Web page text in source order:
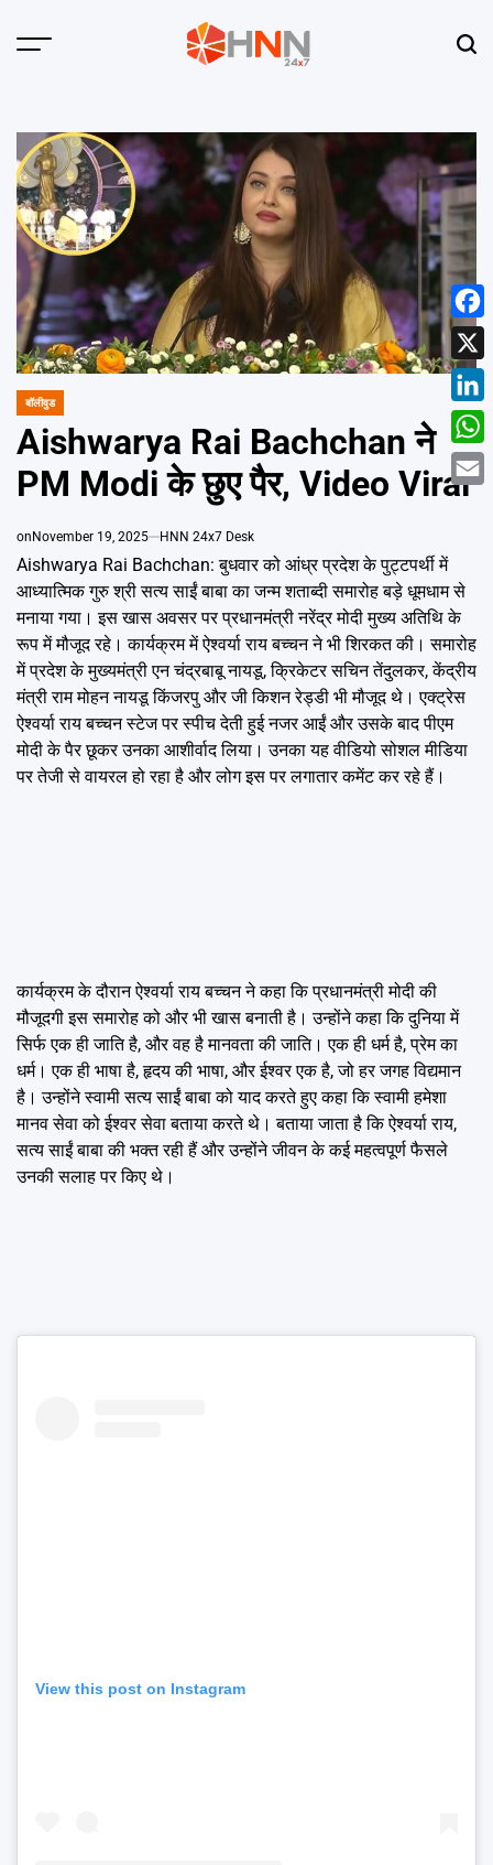
Menu
POSTED
बॉलीवुड
Aishwarya Rai Bachchan ने
PM Modi के छुए पैर, Video Viral
onNovember 19, 2025 HNN 24x7 Desk
Aishwarya Rai Bachchan: बुधवार को आंध्र प्रदेश के पुट्टपर्थी में
आध्यात्मिक गुरु श्री सत्य साईं बाबा का जन्म शताब्दी समारोह बड़े धूमधाम से
मनाया गया। इस खास अवसर पर प्रधानमंत्री नरेंद्र मोदी मुख्य अतिथि के
रूप में मौजूद रहे। कार्यक्रम में ऐश्वर्या राय बच्चन ने भी शिरकत की। समारोह
में प्रदेश के मुख्यमंत्री एन चंद्रबाबू नायडू, क्रिकेटर सचिन तेंदुलकर, केंद्रीय
मंत्री राम मोहन नायडू किंजरपु और जी किशन रेड्डी भी मौजूद थे। एक्ट्रेस
ऐश्वर्या राय बच्चन स्टेज पर स्पीच देती हुई नजर आईं और उसके बाद पीएम
मोदी के पैर छूकर उनका आशीर्वाद लिया। उनका यह वीडियो सोशल मीडिया
पर तेजी से वायरल हो रहा है और लोग इस पर लगातार कमेंट कर रहे हैं।
कार्यक्रम के दौरान ऐश्वर्या राय बच्चन ने कहा कि प्रधानमंत्री मोदी की
मौजूदगी इस समारोह को और भी खास बनाती है। उन्होंने कहा कि दुनिया में
सिर्फ एक ही जाति है, और वह है मानवता की जाति। एक ही धर्म है, प्रेम का
धर्म। एक ही भाषा है, हृदय की भाषा, और ईश्वर एक है, जो हर जगह विद्यमान
है। उन्होंने स्वामी सत्य साईं बाबा को याद करते हुए कहा कि स्वामी हमेशा
मानव सेवा को ईश्वर सेवा बताया करते थे। बताया जाता है कि ऐश्वर्या राय,
सत्य साईं बाबा की भक्त रही हैं और उन्होंने जीवन के कई महत्वपूर्ण फैसले
उनकी सलाह पर किए थे।
View this post on Instagram
X